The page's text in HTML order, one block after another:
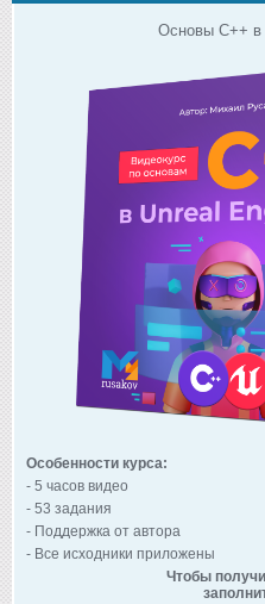
Основы C++ в
Особенности курса:
- 5 часов видео
- 53 задания
- Поддержка от автора
- Все исходники приложены
Чтобы